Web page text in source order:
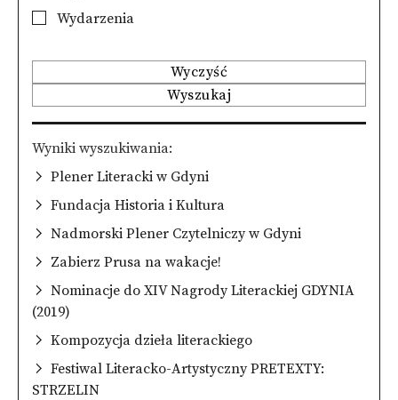
Wydarzenia
Wyczyść
Wyszukaj
Wyniki wyszukiwania
Plener Literacki w Gdyni
Fundacja Historia i Kultura
Nadmorski Plener Czytelniczy w Gdyni
Zabierz Prusa na wakacje!
Nominacje do XIV Nagrody Literackiej GDYNIA
(2019)
Kompozycja dzieła literackiego
Festiwal Literacko-Artystyczny PRETEXTY:
STRZELIN